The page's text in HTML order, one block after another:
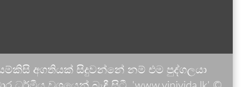
අගතියක් සිදුවන්නේ නම් එම පුද්ගලයා